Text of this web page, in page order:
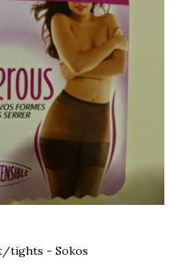
tights - Sokos